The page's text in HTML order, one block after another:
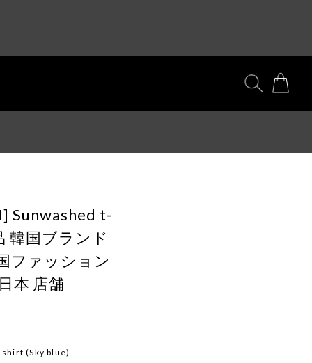
Sunwashed t-
韓国ブランド
ファッション
本 店舗
shirt (Sky blue)